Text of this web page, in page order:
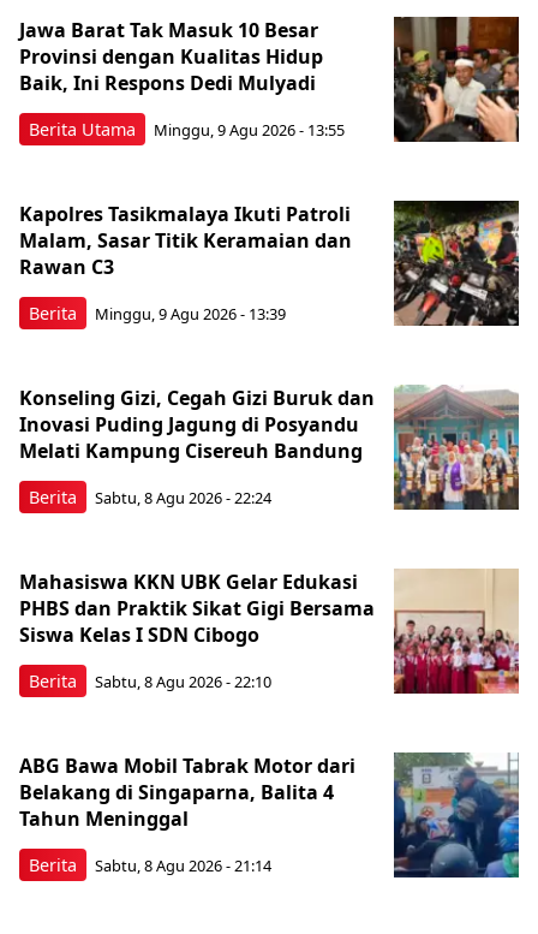
Berita Utama
Jawa Barat Tak Masuk 10 Besar
Provinsi dengan Kualitas Hidup
Baik, Ini Respons Dedi Mulyadi
Minggu, 9 Agu 2026 - 13:55
Berita
Kapolres Tasikmalaya Ikuti Patroli
Malam, Sasar Titik Keramaian dan
Rawan C3
Minggu, 9 Agu 2026 - 13:39
Berita
Konseling Gizi, Cegah Gizi Buruk dan
Inovasi Puding Jagung di Posyandu
Melati Kampung Cisereuh Bandung
Sabtu, 8 Agu 2026 - 22:24
Berita
Mahasiswa KKN UBK Gelar Edukasi
PHBS dan Praktik Sikat Gigi Bersama
Siswa Kelas I SDN Cibogo
Sabtu, 8 Agu 2026 - 22:10
Berita
ABG Bawa Mobil Tabrak Motor dari
Belakang di Singaparna, Balita 4
Tahun Meninggal
Sabtu, 8 Agu 2026 - 21:14